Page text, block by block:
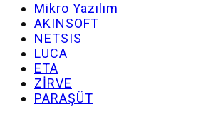
Mikro Yazılım
AKINSOFT
NETSIS
LUCA
ETA
ZİRVE
PARAŞÜT